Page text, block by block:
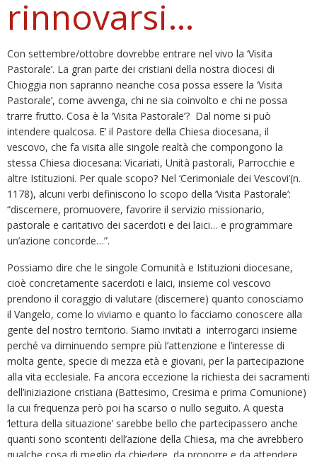
rinnovarsi…
Con settembre/ottobre dovrebbe entrare nel vivo la ‘Visita
Pastorale’. La gran parte dei cristiani della nostra diocesi di
Chioggia non sapranno neanche cosa possa essere la ‘Visita
Pastorale’, come avvenga, chi ne sia coinvolto e chi ne possa
trarre frutto. Cosa è la ‘Visita Pastorale’? Dal nome si può
intendere qualcosa. E’ il Pastore della Chiesa diocesana, il
vescovo, che fa visita alle singole realtà che compongono la
stessa Chiesa diocesana: Vicariati, Unità pastorali, Parrocchie e
altre Istituzioni. Per quale scopo? Nel ‘Cerimoniale dei Vescovi’(n.
1178), alcuni verbi definiscono lo scopo della ‘Visita Pastorale’:
“discernere, promuovere, favorire il servizio missionario,
pastorale e caritativo dei sacerdoti e dei laici… e programmare
un’azione concorde…”.
Possiamo dire che le singole Comunità e Istituzioni diocesane,
cioè concretamente sacerdoti e laici, insieme col vescovo
prendono il coraggio di valutare (discernere) quanto conosciamo
il Vangelo, come lo viviamo e quanto lo facciamo conoscere alla
gente del nostro territorio. Siamo invitati a interrogarci insieme
perché va diminuendo sempre più l’attenzione e l’interesse di
molta gente, specie di mezza età e giovani, per la partecipazione
alla vita ecclesiale. Fa ancora eccezione la richiesta dei sacramenti
dell’iniziazione cristiana (Battesimo, Cresima e prima Comunione)
la cui frequenza però poi ha scarso o nullo seguito. A questa
‘lettura della situazione’ sarebbe bello che partecipassero anche
quanti sono scontenti dell’azione della Chiesa, ma che avrebbero